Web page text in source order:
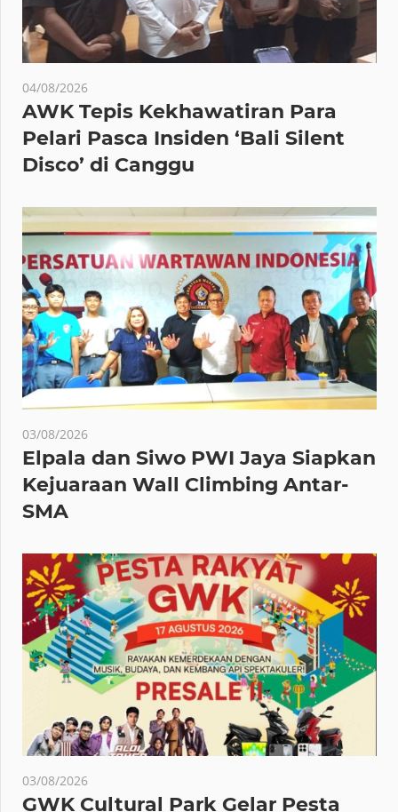
04/08/2026
AWK Tepis Kekhawatiran Para
Pelari Pasca Insiden ‘Bali Silent
Disco’ di Canggu
03/08/2026
Elpala dan Siwo PWI Jaya Siapkan
Kejuaraan Wall Climbing Antar-
SMA
03/08/2026
GWK Cultural Park Gelar Pesta